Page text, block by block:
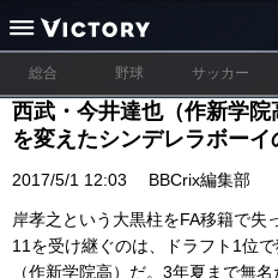
総合 野球 サッカー
西武・今井達也（作新学
を変えたシンデレラボーイ
2017/5/1 12:03 BBCrix編集部
岸孝之という大黒柱をFA移籍で失
11を受け継ぐのは、ドラフト1位
（作新学院高）だ。3年夏まで無